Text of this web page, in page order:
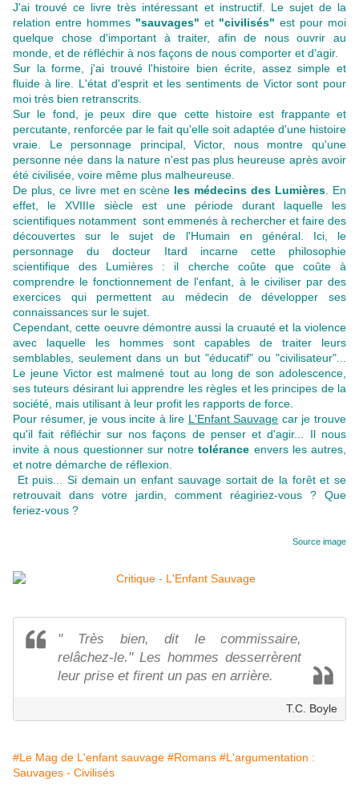
J'ai trouvé ce livre très intéressant et instructif. Le sujet de la
relation entre hommes "sauvages" et "civilisés" est pour moi
quelque chose d'important à traiter, afin de nous ouvrir au
monde, et de réfléchir à nos façons de nous comporter et d'agir.
Sur la forme, j'ai trouvé l'histoire bien écrite, assez simple et
fluide à lire. L'état d'esprit et les sentiments de Victor sont pour
moi très bien retranscrits.
Sur le fond, je peux dire que cette histoire est frappante et
percutante, renforcée par le fait qu'elle soit adaptée d'une histoire
vraie. Le personnage principal, Victor, nous montre qu'une
personne née dans la nature n'est pas plus heureuse après avoir
été civilisée, voire même plus malheureuse.
De plus, ce livre met en scène les médecins des Lumières . En
effet, le XVIIIe siècle est une période durant laquelle les
scientifiques notamment sont emmenés à rechercher et faire des
découvertes sur le sujet de l'Humain en général. Ici, le
personnage du docteur Itard incarne cette philosophie
scientifique des Lumières : il cherche coûte que coûte à
comprendre le fonctionnement de l'enfant, à le civiliser par des
exercices qui permettent au médecin de développer ses
connaissances sur le sujet.
Cependant, cette oeuvre démontre aussi la cruauté et la violence
avec laquelle les hommes sont capables de traiter leurs
semblables, seulement dans un but "éducatif" ou "civilisateur"...
Le jeune Victor est malmené tout au long de son adolescence,
ses tuteurs désirant lui apprendre les règles et les principes de la
société, mais utilisant à leur profit les rapports de force.
Pour résumer, je vous incite à lire L'Enfant Sauvage car je trouve
qu'il fait réfléchir sur nos façons de penser et d'agir... Il nous
invite à nous questionner sur notretolérance envers les autres,
et notre démarche de réflexion.
Et puis... Si demain un enfant sauvage sortait de la forêt et se
retrouvait dans votre jardin, comment réagiriez-vous ? Que
feriez-vous ?
Source image
" Très bien, dit le commissaire,
relâchez-le." Les hommes desserrèrent
leur prise et firent un pas en arrière.
T.C. Boyle
#Le Mag de L'enfant sauvage #Romans #L'argumentation :
Sauvages - Civilisés